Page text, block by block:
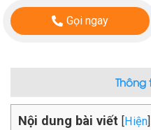
Gọi ngay
Thông
Nội dung bài viết [Hiện]